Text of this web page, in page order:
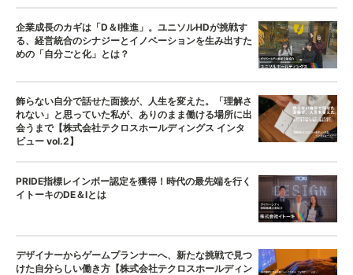
企業成長のカギは「D＆I推進」。ユニソルHDが挑戦す
る、経営統合のシナジーとイノベーションを生み出すた
めの「自分ごと化」とは？
飾らない自分で話せた面接が、人生を変えた。「理解さ
れない」と思っていた私が、ありのまま働ける場所に出
会うまで【株式会社テクロスホールディングス インタ
ビュー vol.2】
PRIDE指標レインボー認定を獲得！時代の最先端を行く
イトーキのDE＆Iとは
デザイナーからゲームプランナーへ、新たな挑戦で見つ
けた自分らしい働き方【株式会社テクロスホールディン